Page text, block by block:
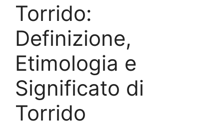
Torrido:
Definizione,
Etimologia e
Significato di
Torrido